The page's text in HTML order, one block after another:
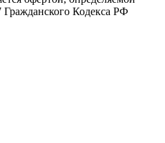
Кодекса РФ